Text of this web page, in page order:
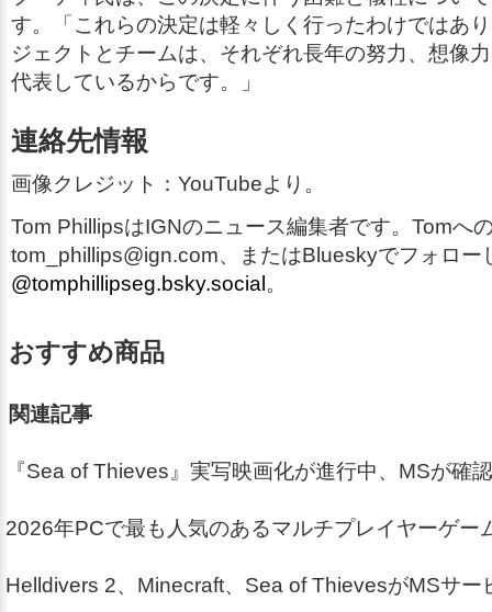
す。「これらの決定は軽々しく行ったわけではあ
ジェクトとチームは、それぞれ長年の努力、想像
代表しているからです。」
連絡先情報
画像クレジット：YouTubeより。
Tom PhillipsはIGNのニュース編集者です。Tomへ
tom_phillips@ign.com、またはBlueskyでフォロー
@tomphillipseg.bsky.social。
おすすめ商品
関連記事
『Sea of Thieves』実写映画化が進行中、MSが確認
2026年PCで最も人気のあるマルチプレイヤーゲー
Helldivers 2、Minecraft、Sea of ThievesがMSサー